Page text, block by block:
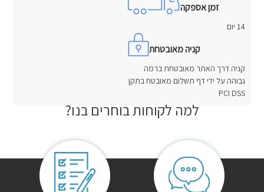
זמן אספקה
14 יום
קניה מאובטחת
קניה דרך האתר מאובטחת ברמה
גבוהה על ידי דף תשלום מאובטח בתקן
PCI DSS
אין עדיין חוות דעת.
היה הראשון לכתוב סקירה “ספריית קודש יהב”
למה לקוחות בוחרים בנו?